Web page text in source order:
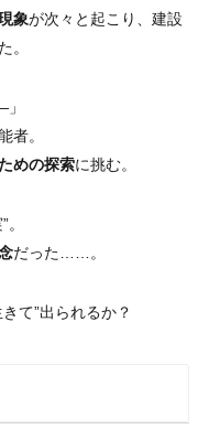
象が次々と起こり、建設
。
者。
めの探索に挑む。
だった……。
て”出られるか？